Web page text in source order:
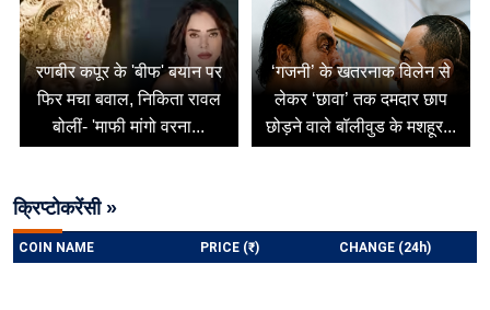
रणबीर कपूर के 'बीफ' बयान पर
फिर मचा बवाल, निकिता रावल
बोलीं- 'माफी मांगो वरना...
‘गजनी’ के खतरनाक विलेन से
लेकर ‘छावा’ तक दमदार छाप
छोड़ने वाले बॉलीवुड के मशहूर...
क्रिप्टोकरेंसी »